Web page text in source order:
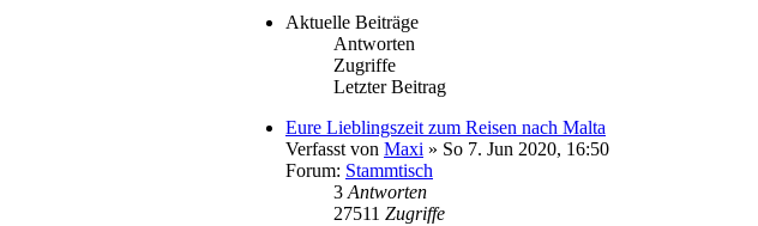
Aktuelle Beiträge
Antworten
Zugriffe
Letzter Beitrag
Eure Lieblingszeit zum Reisen nach Malta
Verfasst von Maxi » So 7. Jun 2020, 16:50
Forum: Stammtisch
3Antworten
27511 Zugriffe